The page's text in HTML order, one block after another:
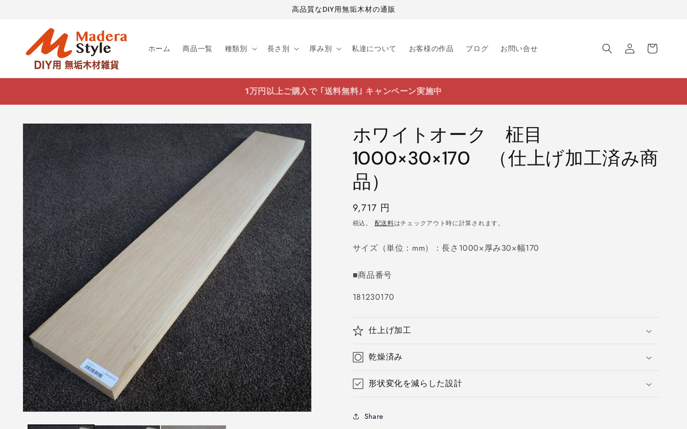
高品質なDIY用無垢木材の通販
ホーム 商品一覧 種類別 長さ別 厚み別 私達について お客様の作品 ブログ お問い合せ
グ
イ
ー
1万円以上ご購入で ｢送料無料｣ キャンペーン実施中
商品情
報にス
キップ
ー
ホワイトオーク 柾目
1000×30×170 （仕上げ加工済み商
品）
通
常
格
9,717 円
税込。 配送料はチェックアウト時に計算されます。
サイズ（単位：mm）：長さ1000×厚み30×幅170
■商品番号
SKU:
181230170
仕上げ加工
乾燥済み
形状変化を減らした設計
Share